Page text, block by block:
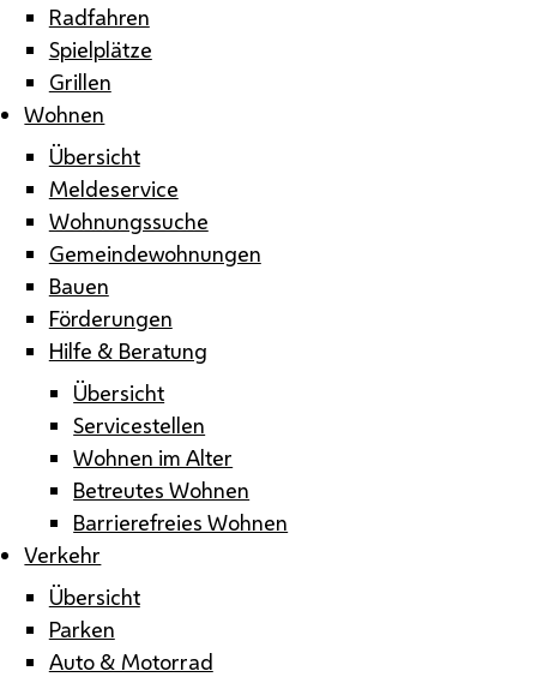
Radfahren
Spielplätze
Grillen
Wohnen
Übersicht
Meldeservice
Wohnungssuche
Gemeindewohnungen
Bauen
Förderungen
Hilfe & Beratung
Übersicht
Servicestellen
Wohnen im Alter
Betreutes Wohnen
Barrierefreies Wohnen
Verkehr
Übersicht
Parken
Auto & Motorrad